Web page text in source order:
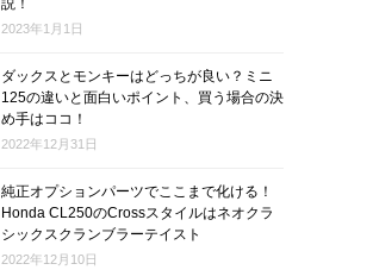
2023年1月1日
ダックスとモンキーはどっちが良い？ミニ
125の違いと面白いポイント、買う場合の決
め手はココ！
2022年12月31日
純正オプションパーツでここまで化ける！
Honda CL250のCrossスタイルはネオクラ
シックスクランブラーテイスト
2022年12月10日